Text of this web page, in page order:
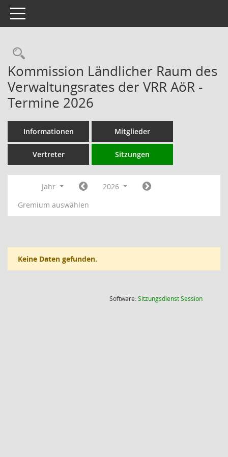
Toggle navigation
Rechercheauswahl
Kommission Ländlicher Raum des
Verwaltungsrates der VRR AöR -
Termine 2026
Informationen Mitglieder
Vertreter Sitzungen
Jahr
2026
Gremium auswählen
Keine Daten gefunden.
Software:SitzungsdienstSession(Wird in